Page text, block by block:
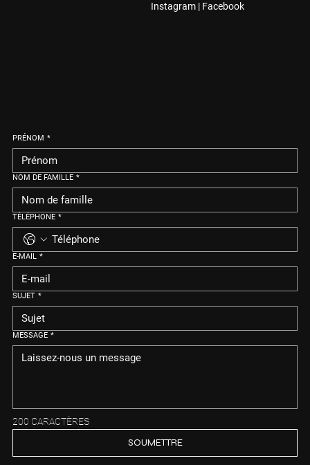
Instagram | Facebook
PRÉNOM *
NOM DE FAMILLE *
TÉLÉPHONE *
E-MAIL *
SUJET *
MESSAGE *
200 CARACTÈRES
SOUMETTRE